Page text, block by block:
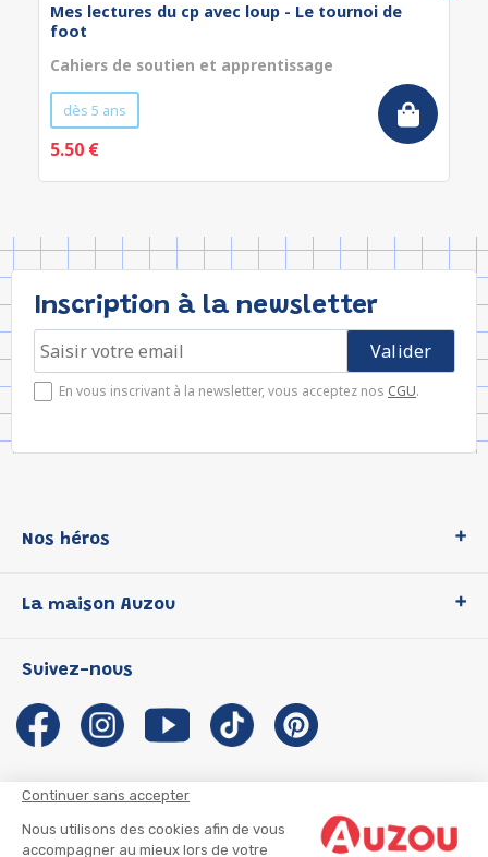
Continuer sans accepter
Nous utilisons des cookies afin de vous
accompagner au mieux lors de votre
Mes lectures du cp avec loup - Le tournoi de
foot
Cahiers de soutien et apprentissage
dès 5 ans
5.50 €
Inscription à la newsletter
En vous inscrivant à la newsletter, vous acceptez nos CGU.
Nos héros
P'tit Loup
Les Influenceuses
Migali
Petite Taupe
La maison Auzou
Notre histoire
Auzou s'engage
Auteurs et illustrateurs Auzou
Suivre mon colis
Suivez-nous
CGU